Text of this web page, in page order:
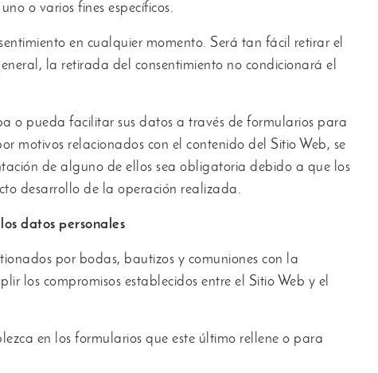
o varios fines específicos.
en cualquier momento. Será tan fácil retirar el
, la retirada del consentimiento no condicionará el
o pueda facilitar sus datos a través de formularios para
motivos relacionados con el contenido del Sitio Web, se
de alguno de ellos sea obligatoria debido a que los
desarrollo de la operación realizada.
datos personales
por bodas, bautizos y comuniones con la
los compromisos establecidos entre el Sitio Web y el
en los formularios que este último rellene o para